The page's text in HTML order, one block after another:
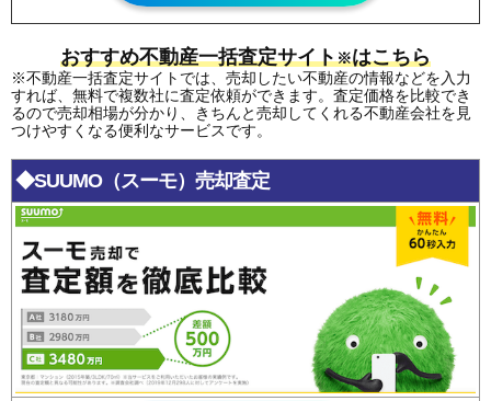
おすすめ不動産一括査定サイト※はこちら
※不動産一括査定サイトでは、売却したい不動産の情報などを入力
すれば、無料で複数社に査定依頼ができます。査定価格を比較でき
るので売却相場が分かり、きちんと売却してくれる不動産会社を見
つけやすくなる便利なサービスです。
◆SUUMO（スーモ）売却査定